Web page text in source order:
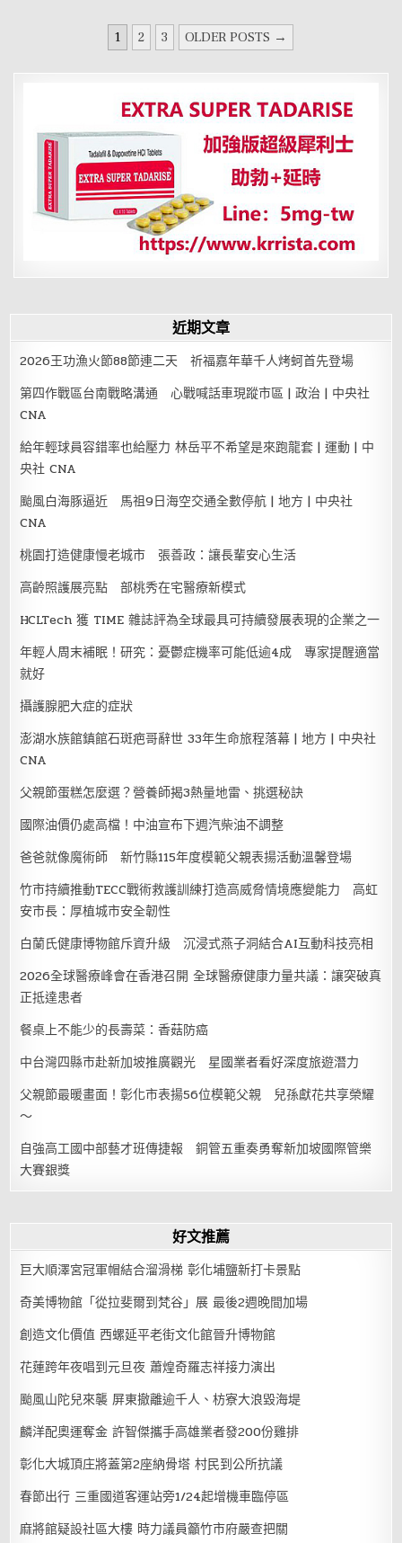
性
愛
的
女
1 2 3 OLDER POSTS →
近期文章
2026王功漁火節88節連二天 祈福嘉年華千人烤蚵首先登場
第四作戰區台南戰略溝通 心戰喊話車現蹤市區 | 政治 | 中央社
CNA
給年輕球員容錯率也給壓力 林岳平不希望是來跑龍套 | 運動 | 中
央社 CNA
颱風白海豚逼近 馬祖9日海空交通全數停航 | 地方 | 中央社
CNA
桃園打造健康慢老城市 張善政：讓長輩安心生活
高齡照護展亮點 部桃秀在宅醫療新模式
HCLTech 獲 TIME 雜誌評為全球最具可持續發展表現的企業之一
年輕人周末補眠！研究：憂鬱症機率可能低逾4成 專家提醒適當
就好
攝護腺肥大症的症狀
澎湖水族館鎮館石斑疤哥辭世 33年生命旅程落幕 | 地方 | 中央社
CNA
父親節蛋糕怎麼選？營養師揭3熱量地雷、挑選秘訣
國際油價仍處高檔！中油宣布下週汽柴油不調整
爸爸就像魔術師 新竹縣115年度模範父親表揚活動溫馨登場
竹市持續推動TECC戰術救護訓練打造高威脅情境應變能力 高虹
安市長：厚植城市安全韌性
白蘭氏健康博物館斥資升級 沉浸式燕子洞結合AI互動科技亮相
2026全球醫療峰會在香港召開 全球醫療健康力量共議：讓突破真
正抵達患者
餐桌上不能少的長壽菜：香菇防癌
中台灣四縣市赴新加坡推廣觀光 星國業者看好深度旅遊潛力
父親節最暖畫面！彰化市表揚56位模範父親 兒孫獻花共享榮耀
～
自強高工國中部藝才班傳捷報 銅管五重奏勇奪新加坡國際管樂
大賽銀獎
好文推薦
巨大順澤宮冠軍帽結合溜滑梯 彰化埔鹽新打卡景點
奇美博物館「從拉斐爾到梵谷」展 最後2週晚間加場
創造文化價值 西螺延平老街文化館晉升博物館
花蓮跨年夜唱到元旦夜 蕭煌奇羅志祥接力演出
颱風山陀兒來襲 屏東撤離逾千人、枋寮大浪毀海堤
麟洋配奧運奪金 許智傑攜手高雄業者發200份雞排
彰化大城頂庄將蓋第2座納骨塔 村民到公所抗議
春節出行 三重國道客運站旁1/24起增機車臨停區
麻將館疑設社區大樓 時力議員籲竹市府嚴查把關